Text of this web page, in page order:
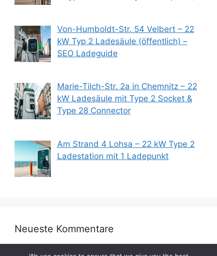
Von-Humboldt-Str. 54 Velbert – 22
kW Typ 2 Ladesäule (öffentlich) –
SEO Ladeguide
Marie-Tilch-Str. 2a in Chemnitz – 22
kW Ladesäule mit Type 2 Socket &
Type 28 Connector
Am Strand 4 Lohsa – 22 kW Type 2
Ladestation mit 1 Ladepunkt
Neueste Kommentare